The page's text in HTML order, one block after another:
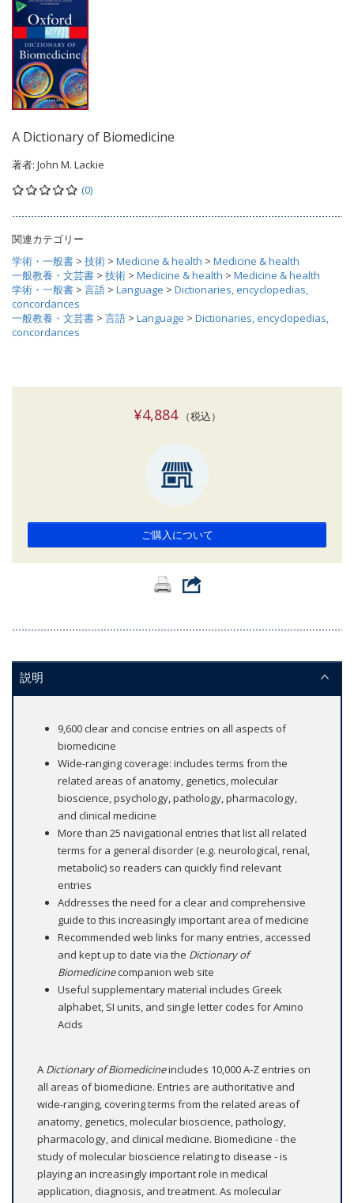
A Dictionary of Biomedicine
著者: John M. Lackie
(0)
関連カテゴリー
学術・一般書 > 技術 > Medicine & health > Medicine & health
一般教養・文芸書 > 技術 > Medicine & health > Medicine & health
学術・一般書 > 言語 > Language > Dictionaries, encyclopedias,
concordances
一般教養・文芸書 > 言語 > Language > Dictionaries, encyclopedias,
concordances
¥4,884（税込）
ご購入について
説明
9,600 clear and concise entries on all aspects of
biomedicine
Wide-ranging coverage: includes terms from the
related areas of anatomy, genetics, molecular
bioscience, psychology, pathology, pharmacology,
and clinical medicine
More than 25 navigational entries that list all related
terms for a general disorder (e.g. neurological, renal,
metabolic) so readers can quickly find relevant
entries
Addresses the need for a clear and comprehensive
guide to this increasingly important area of medicine
Recommended web links for many entries, accessed
and kept up to date via the Dictionary of
Biomedicinecompanion web site
Useful supplementary material includes Greek
alphabet, SI units, and single letter codes for Amino
Acids
A Dictionary of Biomedicineincludes 10,000 A-Z entries on
all areas of biomedicine. Entries are authoritative and
wide-ranging, covering terms from the related areas of
anatomy, genetics, molecular bioscience, pathology,
pharmacology, and clinical medicine. Biomedicine - the
study of molecular bioscience relating to disease - is
playing an increasingly important role in medical
application, diagnosis, and treatment. As molecular